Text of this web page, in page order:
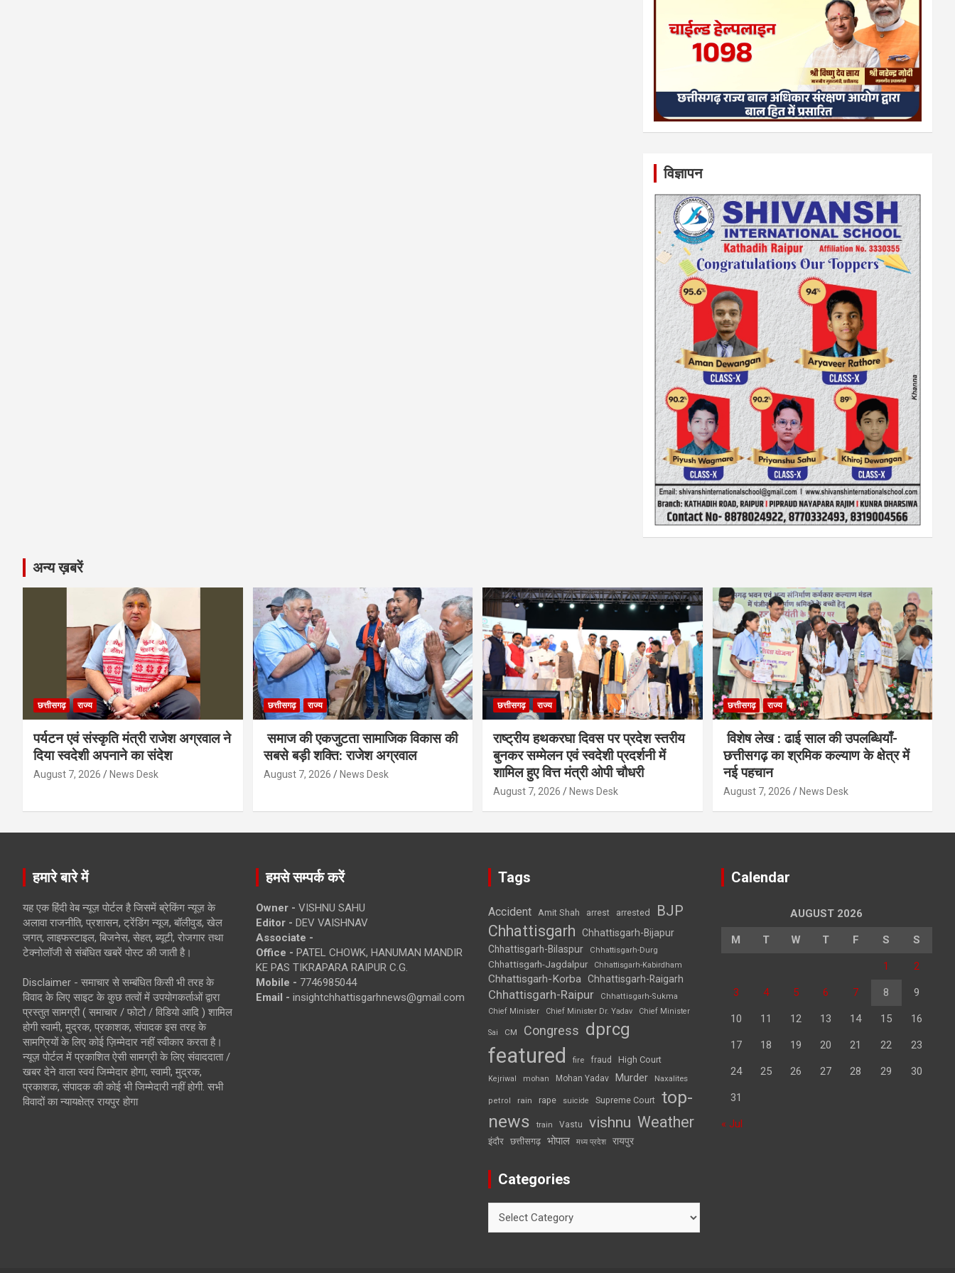
विज्ञापन
अन्य ख़बरें
छत्तीसगढ़ राज्य
पर्यटन एवं संस्कृति मंत्री राजेश अग्रवाल ने
दिया स्वदेशी अपनाने का संदेश
August 7, 2026 News Desk
छत्तीसगढ़ राज्य
समाज की एकजुटता सामाजिक विकास की
सबसे बड़ी शक्ति: राजेश अग्रवाल
August 7, 2026 News Desk
छत्तीसगढ़ राज्य
राष्ट्रीय हथकरघा दिवस पर प्रदेश स्तरीय
बुनकर सम्मेलन एवं स्वदेशी प्रदर्शनी में
शामिल हुए वित्त मंत्री ओपी चौधरी
August 7, 2026 News Desk
छत्तीसगढ़ राज्य
विशेष लेख : ढाई साल की उपलब्धियाँ-
छत्तीसगढ़ का श्रमिक कल्याण के क्षेत्र में
नई पहचान
August 7, 2026 News Desk
हमारे बारे में
यह एक हिंदी वेब न्यूज़ पोर्टल है जिसमें ब्रेकिंग न्यूज़ के
अलावा राजनीति, प्रशासन, ट्रेंडिंग न्यूज, बॉलीवुड, खेल
जगत, लाइफस्टाइल, बिजनेस, सेहत, ब्यूटी, रोजगार तथा
टेक्नोलॉजी से संबंधित खबरें पोस्ट की जाती है।
Disclaimer - समाचार से सम्बंधित किसी भी तरह के
विवाद के लिए साइट के कुछ तत्वों में उपयोगकर्ताओं द्वारा
प्रस्तुत सामग्री ( समाचार / फोटो / विडियो आदि ) शामिल
होगी स्वामी, मुद्रक, प्रकाशक, संपादक इस तरह के
सामग्रियों के लिए कोई ज़िम्मेदार नहीं स्वीकार करता है।
न्यूज़ पोर्टल में प्रकाशित ऐसी सामग्री के लिए संवाददाता /
खबर देने वाला स्वयं जिम्मेदार होगा, स्वामी, मुद्रक,
प्रकाशक, संपादक की कोई भी जिम्मेदारी नहीं होगी. सभी
विवादों का न्यायक्षेत्र रायपुर होगा
हमसे सम्पर्क करें
Owner - VISHNU SAHU
Editor - DEV VAISHNAV
Associate -
Office - PATEL CHOWK, HANUMAN MANDIR
KE PAS TIKRAPARA RAIPUR C.G.
Mobile - 7746985044
Email - insightchhattisgarhnews@gmail.com
Tags
Accident Amit Shah arrest arrested BJP
Chhattisgarh
Chhattisgarh-Bijapur
Chhattisgarh-Bilaspur
Chhattisgarh-Durg
Chhattisgarh-Jagdalpur Chhattisgarh-Kabirdham
Chhattisgarh-Korba Chhattisgarh-Raigarh
Chhattisgarh-Raipur
Chhattisgarh-Sukma
Chief Minister
Chief Minister Dr. Yadav Chief Minister
Sai CM Congress dprcg
featured fire fraud High Court
Kejriwal mohan Mohan Yadav Murder Naxalites
petrol rain rape suicide Supreme Court top-
news
train Vastu vishnu Weather
इंदौर छत्तीसगढ़ भोपाल मध्य प्रदेश रायपुर
Categories
Calendar
AUGUST 2026
M T W T F S S
1 2
3 4 5 6 7 8 9
10 11 12 13 14 15 16
17 18 19 20 21 22 23
24 25 26 27 28 29 30
31
« Jul